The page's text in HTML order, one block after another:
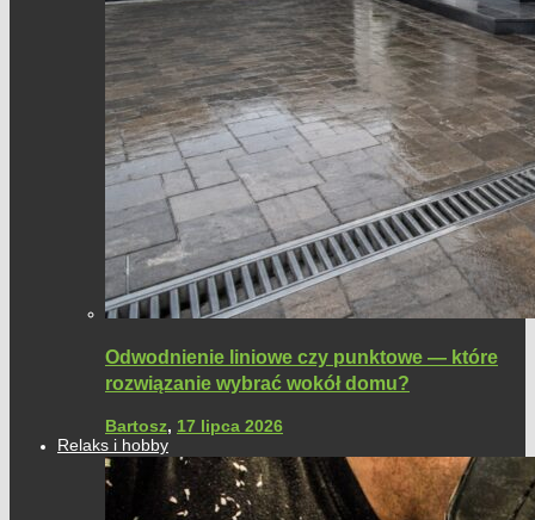
Odwodnienie liniowe czy punktowe — które
rozwiązanie wybrać wokół domu?
Bartosz, 17 lipca 2026
Relaks i hobby